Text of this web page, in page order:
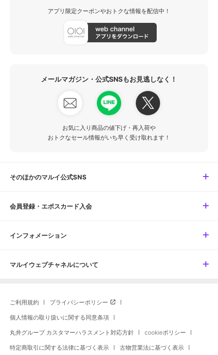
アプリ限定クーポンやおトクな情報を配信中！
メールマガジン・公式SNSもお見逃しなく！
お気に入り商品の値下げ・再入荷や
おトクなセール情報がいち早く受け取れます！
そのほかのマルイ公式SNS
会員登録・エポスカード入会
インフォメーション
マルイウェブチャネルについて
ご利用規約 プライバシーポリシー
個人情報の取り扱いに関する同意条項
丸井グループ カスタマーハラスメント対応方針 cookieポリシー
特定商取引に関する法律に基づく表示 古物営業法に基づく表示